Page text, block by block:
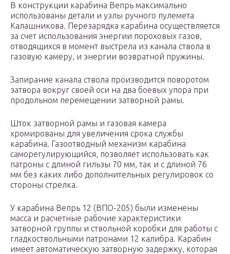
В конструкции карабина Вепрь максимально
использованы детали и узлы ручного пулемета
Калашникова. Перезарядка карабина осуществляется
за счет использования энергии пороховых газов,
отводящихся в момент выстрела из канала ствола в
газовую камеру, и энергии возвратной пружины.
Запирание канала ствола производится поворотом
затвора вокруг своей оси на два боевых упора при
продольном перемещении затворной рамы.
Шток затворной рамы и газовая камера
хромированы для увеличения срока службы
карабина. Газоотводный механизм карабина
саморегулирующийся, позволяет использовать как
патроны с длиной гильзы 70 мм, так и с длиной 76
мм без каких либо дополнительных регулировок со
стороны стрелка.
У карабина Вепрь 12 (ВПО-205) были изменены
масса и расчетные рабочие характеристики
затворной группы и ствольной коробки для работы с
гладкоствольными патронами 12 калибра. Карабин
имеет автоматическую затворную задержку, которая